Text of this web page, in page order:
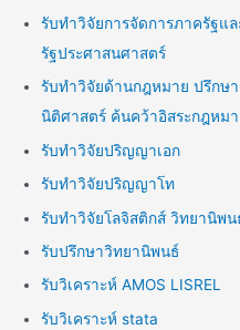
รับทำวิจัยการจัดการภาครัฐแ
รัฐประศาสนศาสตร์
รับทำวิจัยด้านกฎหมาย ปรึกษ
นิติศาสตร์ ค้นคว้าอิสระกฎหม
รับทำวิจัยปริญญาเอก
รับทำวิจัยปริญญาโท
รับทำวิจัยโลจิสติกส์ วิทยานิพ
รับปรึกษาวิทยานิพนธ์
รับวิเคราะห์ AMOS LISREL
รับวิเคราะห์ stata